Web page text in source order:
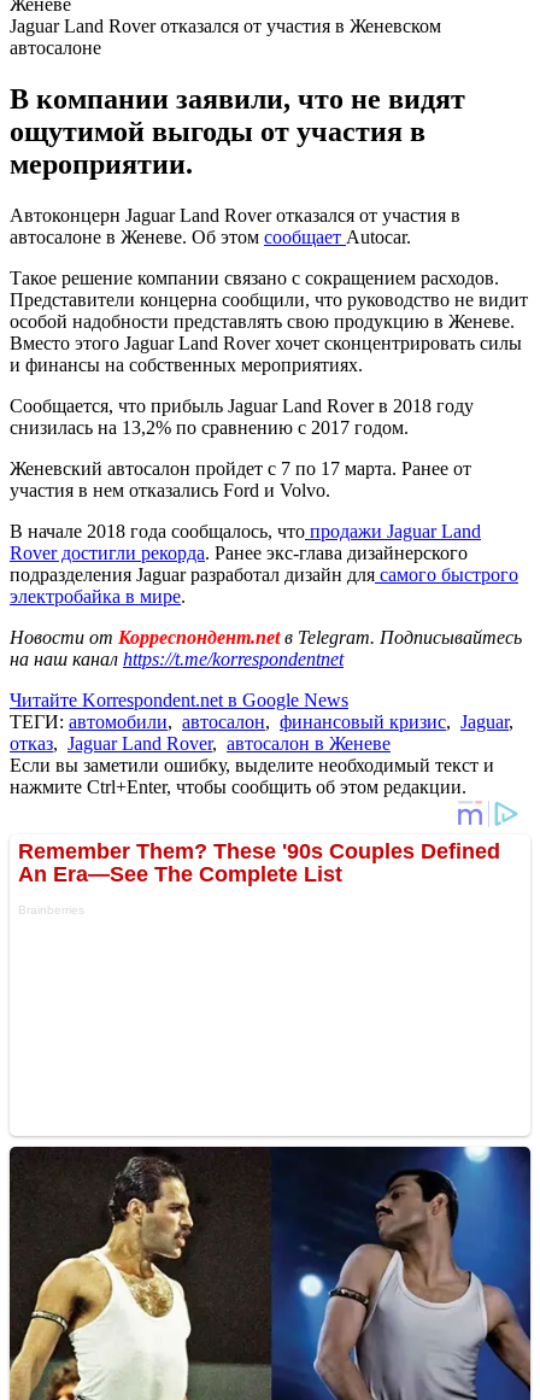
Jaguar Land Rover отказался от участия в Женевском
автосалоне
В компании заявили, что не видят
ощутимой выгоды от участия в
мероприятии.
Автоконцерн Jaguar Land Rover отказался от участия в
автосалоне в Женеве. Об этом сообщает Autocar.
Такое решение компании связано с сокращением расходов.
Представители концерна сообщили, что руководство не видит
особой надобности представлять свою продукцию в Женеве.
Вместо этого Jaguar Land Rover хочет сконцентрировать силы
и финансы на собственных мероприятиях.
Сообщается, что прибыль Jaguar Land Rover в 2018 году
снизилась на 13,2% по сравнению с 2017 годом.
Женевский автосалон пройдет с 7 по 17 марта. Ранее от
участия в нем отказались Ford и Volvo.
В начале 2018 года сообщалось, что продажи Jaguar Land
Rover достигли рекорда. Ранее экс-глава дизайнерского
подразделения Jaguar разработал дизайн для самого быстрого
электробайка в мире.
Новости от Корреспондент.netв Telegram. Подписывайтесь
на наш канал https://t.me/korrespondentnet
Читайте Korrespondent.net в Google News
ТЕГИ: автомобили, автосалон, финансовый кризис, Jaguar,
отказ, Jaguar Land Rover, автосалон в Женеве
Если вы заметили ошибку, выделите необходимый текст и
нажмите Ctrl+Enter, чтобы сообщить об этом редакции.